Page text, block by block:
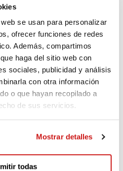
se usan para personalizar
ofrecer funciones de redes
Además, compartimos
haga del sitio web con
sociales, publicidad y análisis
con otra información
o que hayan recopilado a
de sus servicios.
Mostrar detalles
todas
trabajo.